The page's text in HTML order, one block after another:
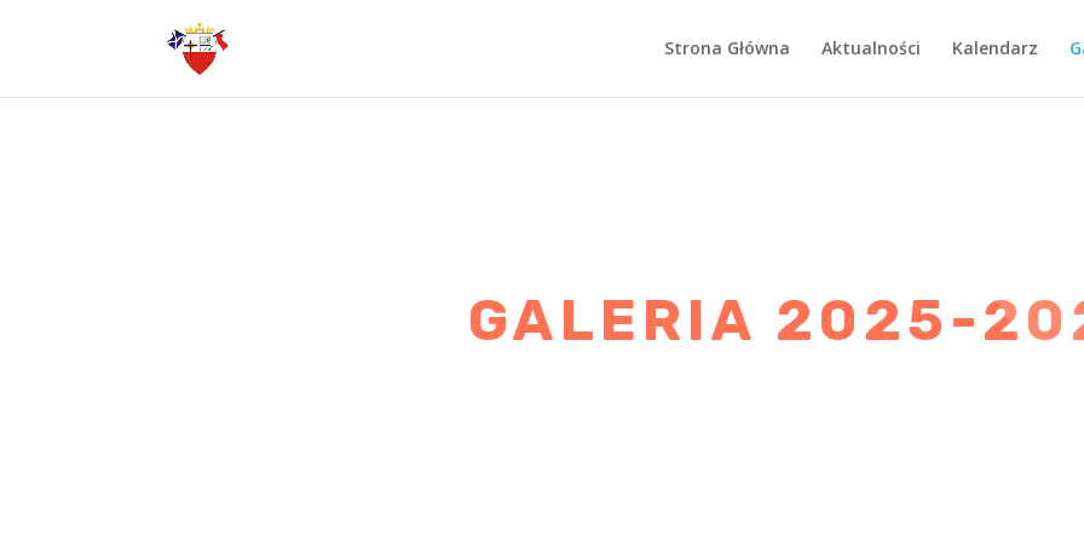
Strona Główna Aktualności Kalendarz
GALERIA 2025-